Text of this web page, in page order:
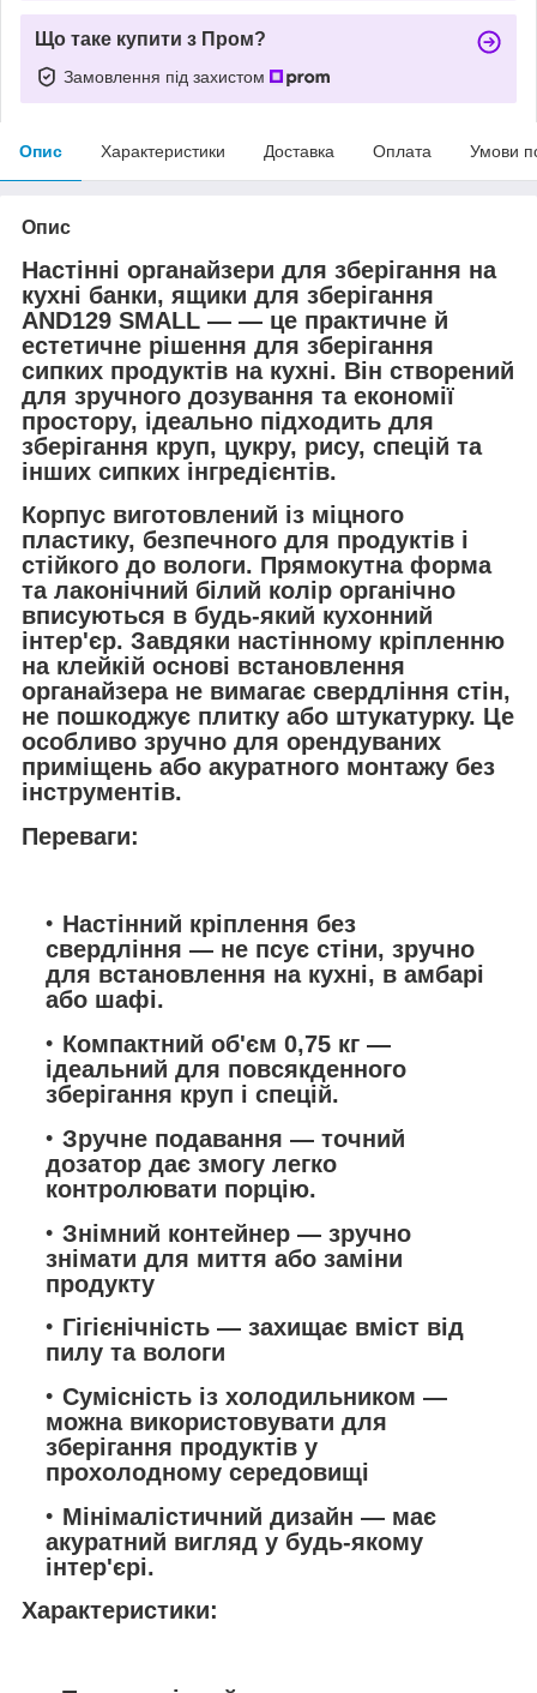
Що таке купити з Пром?
Замовлення під захистом
Опис Характеристики Доставка Оплата Умови
Опис
Настінні органайзери для зберігання на
кухні банки, ящики для зберігання
AND129 SMALL — — це практичне й
естетичне рішення для зберігання
сипких продуктів на кухні. Він створений
для зручного дозування та економії
простору, ідеально підходить для
зберігання круп, цукру, рису, спецій та
інших сипких інгредієнтів.
Корпус виготовлений із міцного
пластику, безпечного для продуктів і
стійкого до вологи. Прямокутна форма
та лаконічний білий колір органічно
вписуються в будь-який кухонний
інтер'єр. Завдяки настінному кріпленню
на клейкій основі встановлення
органайзера не вимагає свердління стін,
не пошкоджує плитку або штукатурку. Це
особливо зручно для орендуваних
приміщень або акуратного монтажу без
інструментів.
Переваги:
Настінний кріплення без
свердління — не псує стіни, зручно
для встановлення на кухні, в амбарі
або шафі.
Компактний об'єм 0,75 кг —
ідеальний для повсякденного
зберігання круп і спецій.
Зручне подавання — точний
дозатор дає змогу легко
контролювати порцію.
Знімний контейнер — зручно
знімати для миття або заміни
продукту
Гігієнічність — захищає вміст від
пилу та вологи
Сумісність із холодильником —
можна використовувати для
зберігання продуктів у
прохолодному середовищі
Мінімалістичний дизайн — має
акуратний вигляд у будь-якому
інтер'єрі.
Характеристики: